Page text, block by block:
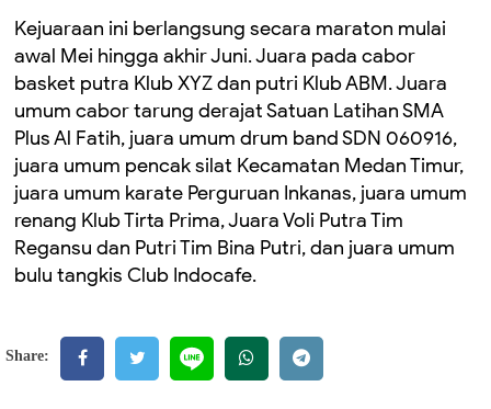
Kejuaraan ini berlangsung secara maraton mulai
awal Mei hingga akhir Juni. Juara pada cabor
basket putra Klub XYZ dan putri Klub ABM. Juara
umum cabor tarung derajat Satuan Latihan SMA
Plus Al Fatih, juara umum drum band SDN 060916,
juara umum pencak silat Kecamatan Medan Timur,
juara umum karate Perguruan Inkanas, juara umum
renang Klub Tirta Prima, Juara Voli Putra Tim
Regansu dan Putri Tim Bina Putri, dan juara umum
bulu tangkis Club Indocafe.
Share: